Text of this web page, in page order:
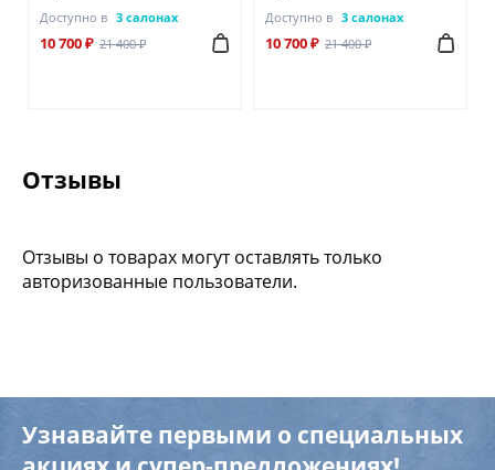
Доступно в 3 салонах
10 700 ₽ 21 400 ₽
Доступно в 3 салонах
10 700 ₽ 21 400 ₽
Отзывы
Отзывы о товарах могут оставлять только
авторизованные пользователи.
Узнавайте первыми о специальных